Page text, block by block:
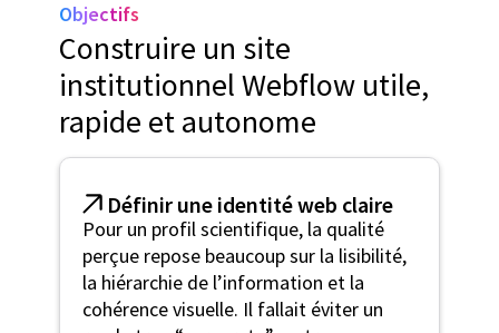
Objectifs
Construire un site
institutionnel Webflow utile,
rapide et autonome
Définir une identité web claire
Pour un profil scientifique, la qualité
perçue repose beaucoup sur la lisibilité,
la hiérarchie de l’information et la
cohérence visuelle. Il fallait éviter un